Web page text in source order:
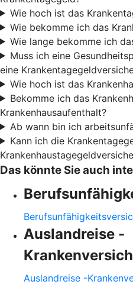
Wie hoch ist das
Wie bekomme ich das
Wie lange bekomme ich
Muss ich eine
eine
Wie hoch ist das
Bekomme ich das
Krankenhausaufenthalt?
Ab wann bin ich
Kann ich die
Das könnte Sie auch
Auslandreise -
Auslandreise -